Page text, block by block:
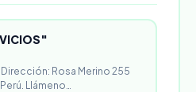
Rosa Merino 255
Llámeno…